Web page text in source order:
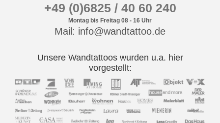
+49 (0)6825 / 40 60 240
Montag bis Freitag 08 - 16 Uhr
Mail: info@wandtattoo.de
Unsere Wandtattoos wurden u.a. hier
vorgestellt: